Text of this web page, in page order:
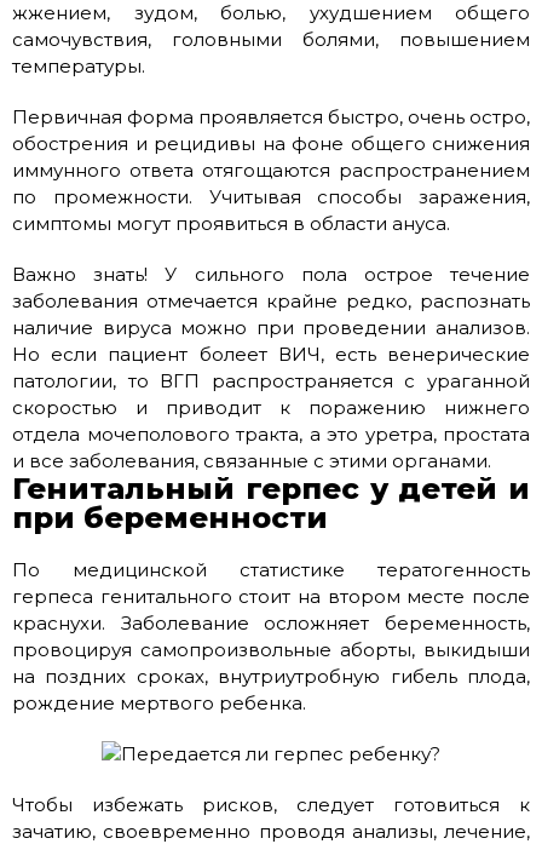
жжением, зудом, болью, ухудшением общего
самочувствия, головными болями, повышением
температуры.
Первичная форма проявляется быстро, очень остро,
обострения и рецидивы на фоне общего снижения
иммунного ответа отягощаются распространением
по промежности. Учитывая способы заражения,
симптомы могут проявиться в области ануса.
Важно знать! У сильного пола острое течение
заболевания отмечается крайне редко, распознать
наличие вируса можно при проведении анализов.
Но если пациент болеет ВИЧ, есть венерические
патологии, то ВГП распространяется с ураганной
скоростью и приводит к поражению нижнего
отдела мочеполового тракта, а это уретра, простата
и все заболевания, связанные с этими органами.
Генитальный герпес у детей и
при беременности
По медицинской статистике тератогенность
герпеса генитального стоит на втором месте после
краснухи. Заболевание осложняет беременность,
провоцируя самопроизвольные аборты, выкидыши
на поздних сроках, внутриутробную гибель плода,
рождение мертвого ребенка.
Чтобы избежать рисков, следует готовиться к
зачатию, своевременно проводя анализы, лечение,